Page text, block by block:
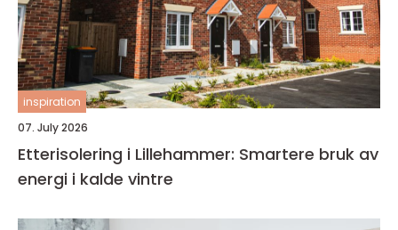
inspiration
07. July 2026
Etterisolering i Lillehammer: Smartere bruk av
energi i kalde vintre